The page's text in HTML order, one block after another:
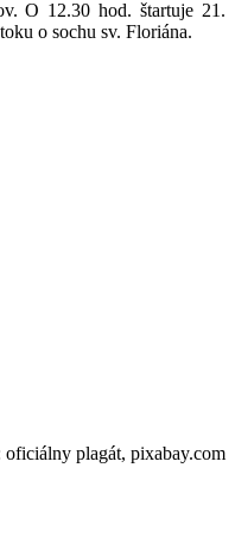
O 12.30 hod. štartuje 21.
o sochu sv. Floriána.
oficiálny plagát, pixabay.com